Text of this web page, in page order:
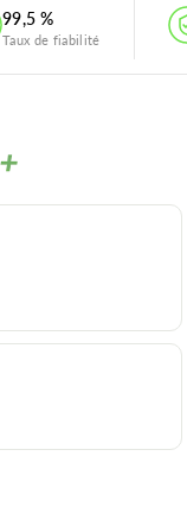
99,5 %
Taux de fiabilité